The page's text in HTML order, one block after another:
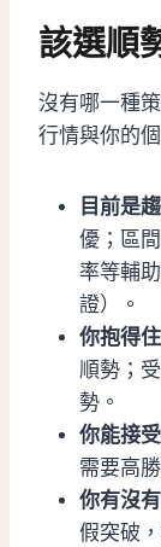
該選順
沒有哪一種
行情與你的
目前是
優；區
率等輔
證）。
你抱得
順勢；
勢。
你能接
需要高
你有沒
假突破